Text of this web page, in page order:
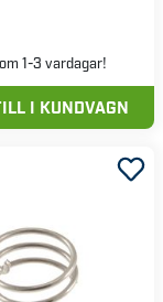
1-3 vardagar!
I KUNDVAGN